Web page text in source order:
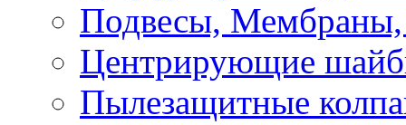
Подвесы,
Центрирующие
Пылезащитные